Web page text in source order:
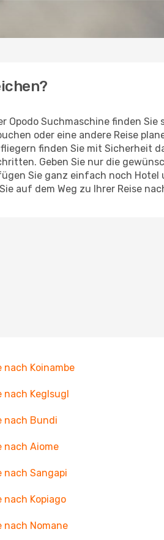
Opodo Suchmaschine finden
oder eine andere Reise
finden Sie mit Sicherheit
Geben Sie nur die
Sie ganz einfach noch
auf dem Weg zu Ihrer Reise
nach Koinambe
nach Keglsugl
nach Bundi
nach Aiome
nach Sangapi
nach Kopiago
nach Nomane